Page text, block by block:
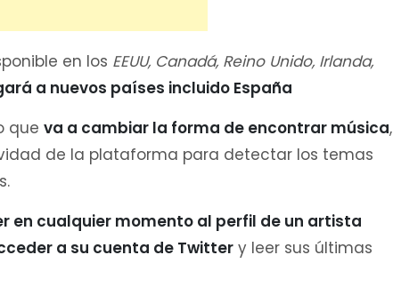
en los EEUU, Canadá, Reino Unido, Irlanda,
a nuevos países incluido España
que va a cambiar la forma de encontrar música,
de la plataforma para detectar los temas
en cualquier momento al perfil de un artista
a su cuenta de Twitter y leer sus últimas